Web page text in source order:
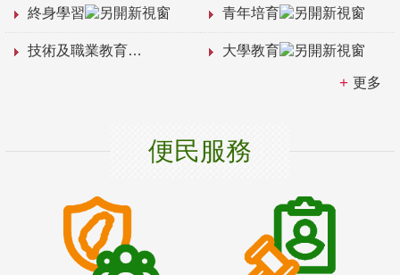
終身學習 青年培育
技術及職業教育 大學教育
更多
便民服務